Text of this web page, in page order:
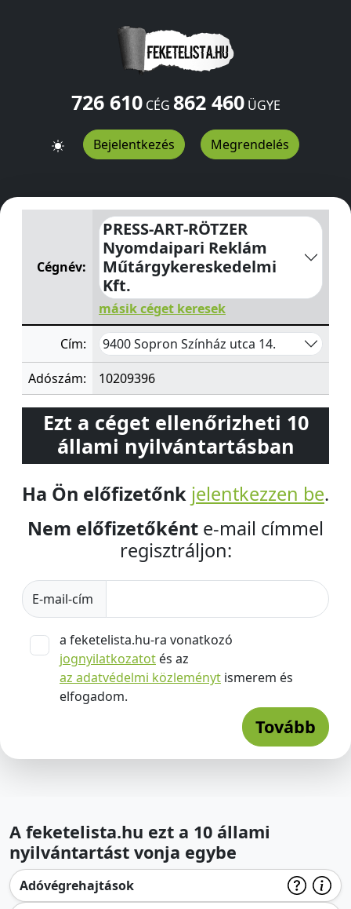
726 610CÉG 862 460ÜGYE
Bejelentkezés Megrendelés
PRESS-ART-RÖTZER Nyomdaipari Reklám
Cégnév:
PRESS-ART-RÖTZER
Nyomdaipari Reklám
Műtárgykereskedelmi
Kft.
másik céget keresek
Cím: 9400 Sopron Színház utca 14.
Adószám: 10209396
Ezt a céget ellenőrizheti 10
állami nyilvántartásban
Ha Ön előfizetőnk jelentkezzen be.
Nem előfizetőként e-mail címmel
regisztráljon:
E-mail-cím
a feketelista.hu-ra vonatkozó
jognyilatkozatot és az
az adatvédelmi közleményt ismerem és
elfogadom.
Tovább
A feketelista.hu ezt a 10 állami
nyilvántartást vonja egybe
Adóvégrehajtások